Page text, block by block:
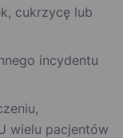
cukrzycę lub
incydentu
wielu pacjentów